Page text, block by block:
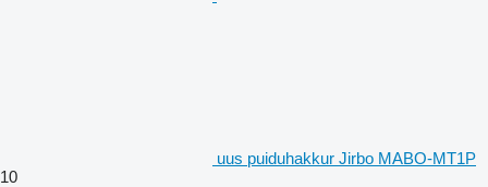
uus puiduhakkur Jirbo MABO-MT1P
10